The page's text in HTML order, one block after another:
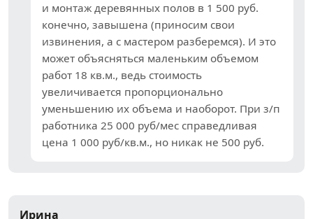
и монтаж деревянных полов в 1 500 руб.
конечно, завышена (приносим свои
извинения, а с мастером разберемся). И это
может объясняться маленьким объемом
работ 18 кв.м., ведь стоимость
увеличивается пропорционально
уменьшению их объема и наоборот. При з/п
работника 25 000 руб/мес справедливая
цена 1 000 руб/кв.м., но никак не 500 руб.
Ирина